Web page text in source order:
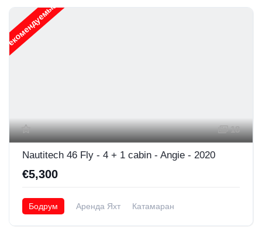
Рекомендуемые
18
Nautitech 46 Fly - 4 + 1 cabin - Angie - 2020
€5,300
Бодрум Аренда Яхт Катамаран